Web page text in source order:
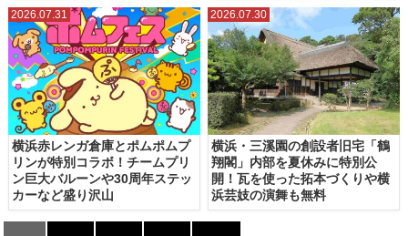
2026.07.31
横浜赤レンガ倉庫とポムポムプ
リンが特別コラボ！チームプリ
ン巨大バルーンや30周年ステッ
カーなど盛り沢山
2026.07.30
横浜・三溪園の創設者旧宅「鶴
翔閣」内部を夏休みに特別公
開！瓦を使った拓本づくりや横
浜芸妓の演舞も無料